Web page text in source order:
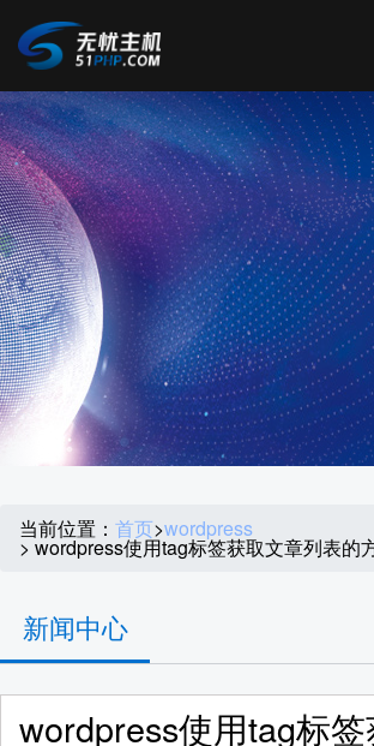
当前位置： 首页>wordpress
> wordpress使用tag标签获取文章列表的
新闻中心
wordpress使用tag标